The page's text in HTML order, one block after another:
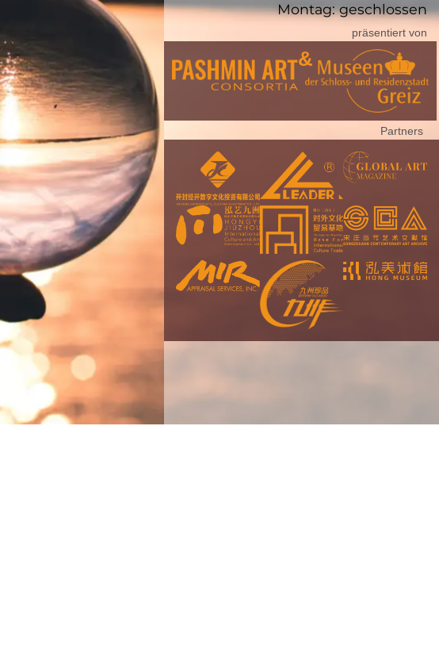
Montag: geschlossen
präsentiert von
&
Partners